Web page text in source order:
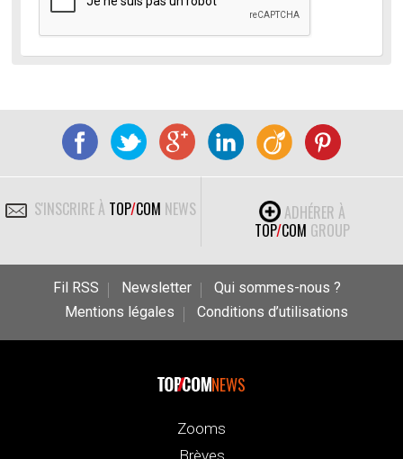
S'INSCRIRE À TOP/COM NEWS
ADHÉRER À
TOP/COM GROUP
Fil RSS Newsletter
Qui sommes-nous ?
Mentions légales
Conditions d’utilisations
NEWS
Zooms